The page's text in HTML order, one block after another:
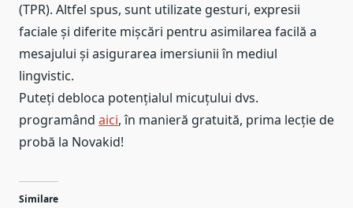
(TPR). Altfel spus, sunt utilizate gesturi, expresii
faciale și diferite mișcări pentru asimilarea facilă a
mesajului și asigurarea imersiunii în mediul
lingvistic.
Puteți debloca potențialul micuțului dvs.
programând aici, în manieră gratuită, prima lecție de
probă la Novakid!
Similare